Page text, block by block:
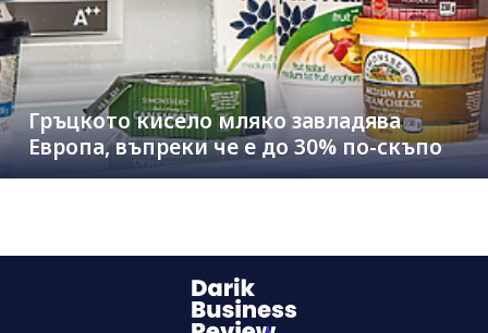
Гръцкото кисело мляко завладява
Европа, въпреки че е до 30% по-скъпо